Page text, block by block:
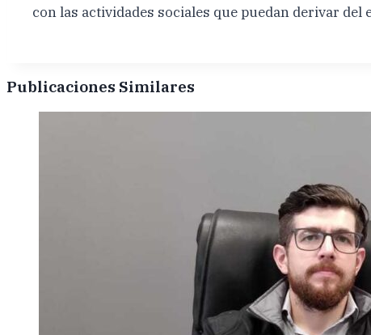
con las actividades sociales que puedan derivar
Publicaciones Similares